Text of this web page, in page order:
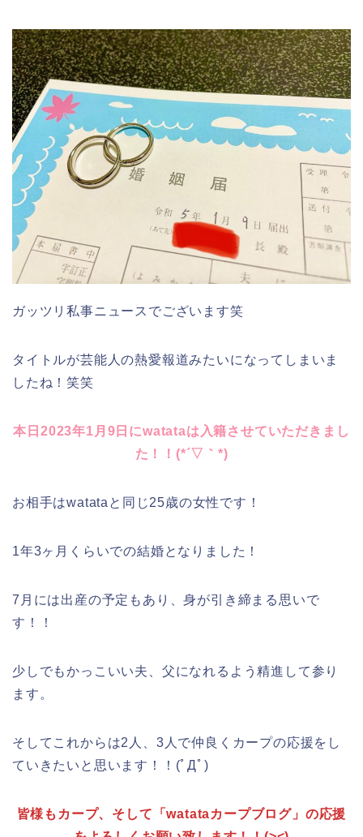
ガッツリ私事ニュースでございます笑
タイトルが芸能人の熱愛報道みたいになってしまいま
したね！笑笑
本日2023年1月9日にwatataは入籍させていただきまし
た！！(*´▽｀*)
お相手はwatataと同じ25歳の女性です！
1年3ヶ月くらいでの結婚となりました！
7月には出産の予定もあり、身が引き締まる思いで
す！！
少しでもかっこいい夫、父になれるよう精進して参り
ます。
そしてこれからは2人、3人で仲良くカープの応援をし
ていきたいと思います！！(ﾟДﾟ)
皆様もカープ、そして「watataカープブログ」の応援